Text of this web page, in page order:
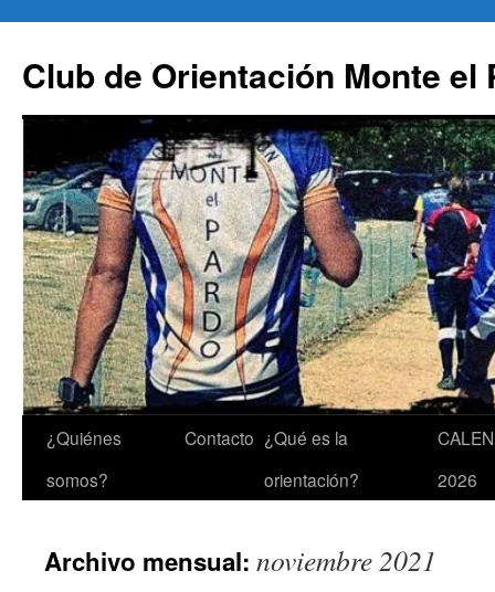
contenido
Club de Orientación Monte el
¿Quiénes
somos?
Contacto ¿Qué es la
orientación?
2026
Archivo mensual: noviembre 2021